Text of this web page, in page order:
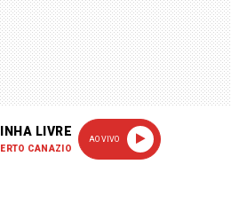
LIVRE
CANAZIO
AO VIVO